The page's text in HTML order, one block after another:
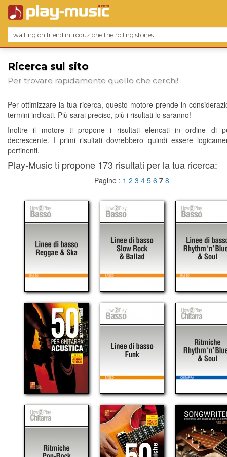
Ricerca sul sito
Per trovare rapidamente quello che cerchi!
Per ottimizzare la tua ricerca, questo motore prende in
termini indicati. Più sarai preciso, più i risultati lo saranno!
Inoltre il motore ti propone i risultati elencati in ordine di
decrescente. I primi risultati dovrebbero quindi essere
pertinenti.
Play-Music ti propone 173 risultati per la tua ricerca:
Pagine : 1 2 3 4 5 6 7 8